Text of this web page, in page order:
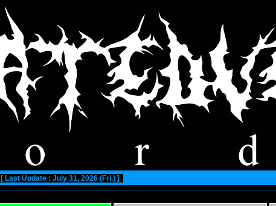
[ Last Update : July 31, 2026 (Fri.) ]